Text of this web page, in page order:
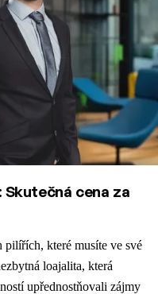
cena za
které musíte ve své
loajalita, která
upřednostňovali zájmy